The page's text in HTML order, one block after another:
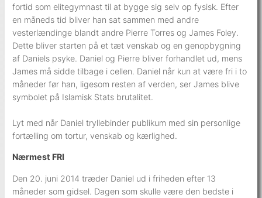
fortid som elitegymnast til at bygge sig selv op fysisk. Efter
en måneds tid bliver han sat sammen med andre
vesterlændinge blandt andre Pierre Torres og James Foley.
Dette bliver starten på et tæt venskab og en genopbygning
af Daniels psyke. Daniel og Pierre bliver forhandlet ud, mens
James må sidde tilbage i cellen. Daniel når kun at være fri i to
måneder før han, ligesom resten af verden, ser James blive
symbolet på Islamisk Stats brutalitet.
Lyt med når Daniel tryllebinder publikum med sin personlige
fortælling om tortur, venskab og kærlighed.
Nærmest FRI
Den 20. juni 2014 træder Daniel ud i friheden efter 13
måneder som gidsel. Dagen som skulle være den bedste i